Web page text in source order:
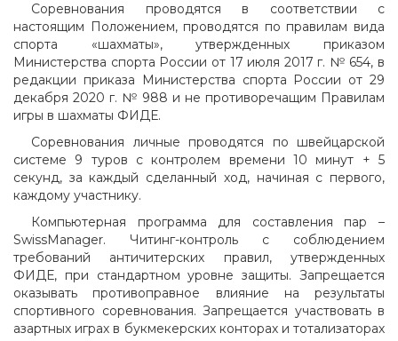
Соревнования проводятся в соответствии с
настоящим Положением, проводятся по правилам вида
спорта «шахматы», утвержденных приказом
Министерства спорта России от 17 июля 2017 г. № 654, в
редакции приказа Министерства спорта России от 29
декабря 2020 г. № 988 и не противоречащим Правилам
игры в шахматы ФИДЕ.
Соревнования личные проводятся по швейцарской
системе 9 туров с контролем времени 10 минут + 5
секунд, за каждый сделанный ход, начиная с первого,
каждому участнику.
Компьютерная программа для составления пар –
SwissManager. Читинг-контроль с соблюдением
требований античитерских правил, утвержденных
ФИДЕ, при стандартном уровне защиты. Запрещается
оказывать противоправное влияние на результаты
спортивного соревнования. Запрещается участвовать в
азартных играх в букмекерских конторах и тотализаторах